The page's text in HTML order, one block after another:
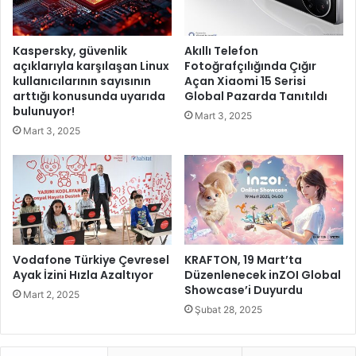
a
r
ı
M
a
r
a
t
n
a
y
ı
t
g
e
n
a
z
e
l
a
n
a
e
c
e
s
i
Kaspersky, güvenlik
açıklarıyla karşılaşan Linux
kullanıcılarının sayısının
arttığı konusunda uyarıda
bulunuyor!
Mart 3, 2025
Akıllı Telefon
Fotoğrafçılığında Çığır
Açan Xiaomi 15 Serisi
Global Pazarda Tanıtıldı
Mart 3, 2025
Vodafone Türkiye Çevresel
Ayak İzini Hızla Azaltıyor
Mart 2, 2025
KRAFTON, 19 Mart’ta
Düzenlenecek inZOI Global
Showcase’i Duyurdu
Şubat 28, 2025